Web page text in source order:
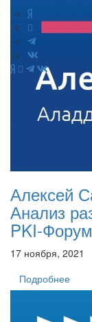
Алексей
Анализ
PKI-
17 ноября, 2021
Подробнее